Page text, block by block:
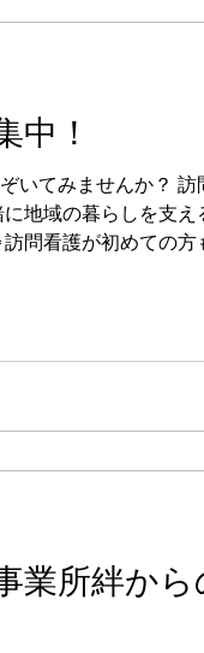
中！
いてみませんか？ 訪
地域の暮らしを支え
問看護が初めての方
トを行っています。
訪問するのが不安」
方や記録の書き方ま
境です。 訪問看護ス
す。 · 服薬確認、医療
行います。 · ご家族の不
援につなげます。 · 主治
ながら、在宅での生
業所絆か